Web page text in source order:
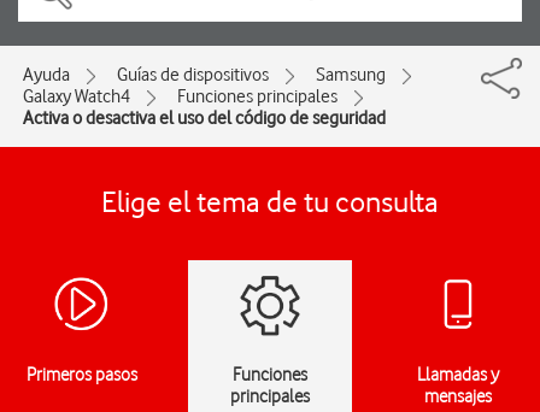
Ayuda Guías de dispositivos
Samsung
Galaxy Watch4
Funciones principales
Activa o desactiva el uso del código de seguridad
Elige el tema de tu consulta
Primeros pasos
Funciones
principales
Llamadas y
mensajes